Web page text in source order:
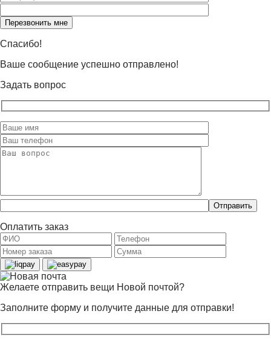
это
поле
пустым.
Спасибо!
Ваше сообщение успешно отправлено!
Задать вопрос
это
поле
пустым.
Оплатить заказ
Желаете отправить вещи Новой почтой?
Заполните форму и получите данные для отправки!